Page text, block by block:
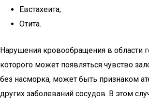
Евстахеита;
Отита.
Нарушения кровообращения в области
которого может появляться чувство
без насморка, может быть признаком
других заболеваний сосудов. В этом